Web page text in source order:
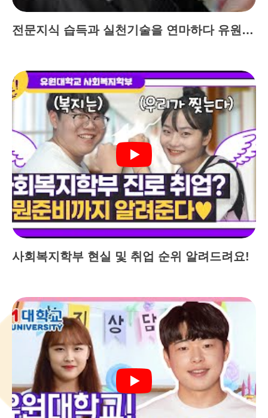
전문지식 습득과 실천기술을 연마하다 유원대 사회복지학부
사회복지학부 현실 및 취업 순위 알려드려요!